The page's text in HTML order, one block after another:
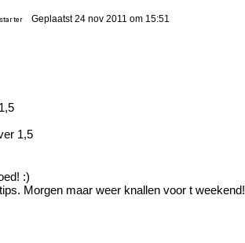
Geplaatst 24 nov 2011 om 15:51
1,5
:)
Morgen maar weer knallen voor t weekend!